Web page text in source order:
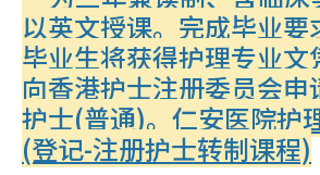
以英文授课。完成毕业要
毕业生将获得护理专业文
向香港护士注册委员会
护士(普通)。 仁安医院护
(登记-注册护士转制课程)